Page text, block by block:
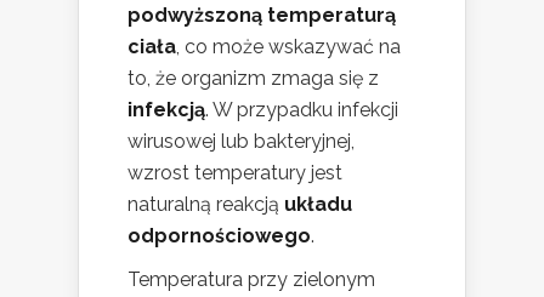
podwyższoną temperaturą
ciała , co może wskazywać na
to, że organizm zmaga się z
infekcją. W przypadku infekcji
wirusowej lub bakteryjnej,
wzrost temperatury jest
naturalną reakcją układu
odpornościowego.
Temperatura przy zielonym